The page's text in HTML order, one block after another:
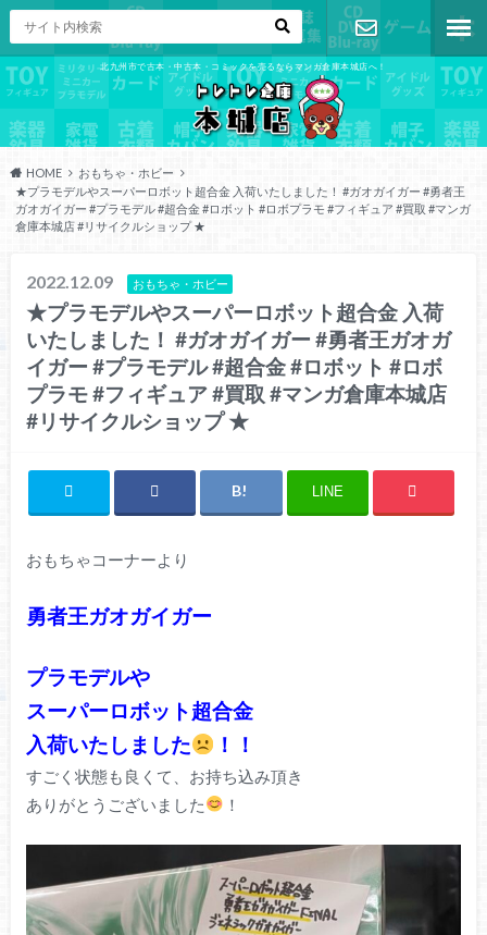
北九州市で古本・中古本・コミックを売るならマンガ倉庫本城店へ！
お問い合わ
せ
HOME
おもちゃ・ホビー
★プラモデルやスーパーロボット超合金 入荷いたしました！ #ガオガイガー #勇者王
ガオガイガー #プラモデル #超合金 #ロボット #ロボプラモ #フィギュア #買取 #マンガ
倉庫本城店 #リサイクルショップ ★
2022.12.09 おもちゃ・ホビー
★プラモデルやスーパーロボット超合金 入荷
いたしました！ #ガオガイガー #勇者王ガオガ
イガー #プラモデル #超合金 #ロボット #ロボ
プラモ #フィギュア #買取 #マンガ倉庫本城店
#リサイクルショップ ★
LINE
おもちゃコーナーより
勇者王ガオガイガー
プラモデルや
スーパーロボット超合金
入荷いたしました
！！
すごく状態も良くて、お持ち込み頂き
ありがとうございました
！